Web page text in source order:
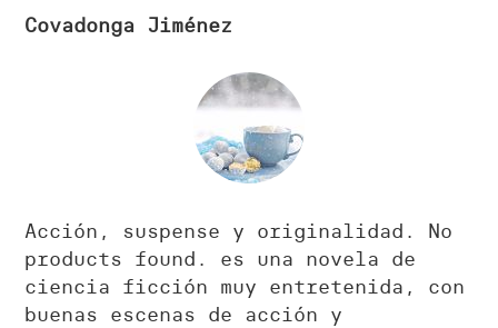
Covadonga Jiménez
Acción, suspense y originalidad. No
products found.
es una novela de
ciencia ficción muy entretenida, con
buenas escenas de acción y